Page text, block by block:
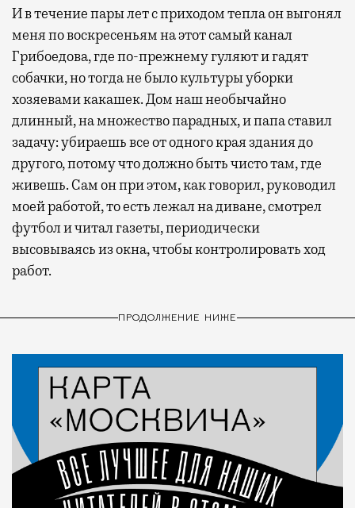
И в течение пары лет с приходом тепла он выгонял
меня по воскресеньям на этот самый канал
Грибоедова, где по-прежнему гуляют и гадят
собачки, но тогда не было культуры уборки
хозяевами какашек. Дом наш необычайно
длинный, на множество парадных, и папа ставил
задачу: убираешь все от одного края здания до
другого, потому что должно быть чисто там, где
живешь. Сам он при этом, как говорил, руководил
моей работой, то есть лежал на диване, смотрел
футбол и читал газеты, периодически
высовываясь из окна, чтобы контролировать ход
работ.
ПРОДОЛЖЕНИЕ НИЖЕ